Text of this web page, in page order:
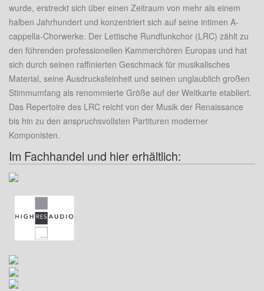
wurde, erstreckt sich über einen Zeitraum von mehr als einem
halben Jahrhundert und konzentriert sich auf seine intimen A-
cappella-Chorwerke. Der Lettische Rundfunkchor (LRC) zählt zu
den führenden professionellen Kammerchören Europas und hat
sich durch seinen raffinierten Geschmack für musikalisches
Material, seine Ausdrucksfeinheit und seinen unglaublich großen
Stimmumfang als renommierte Größe auf der Weltkarte etabliert.
Das Repertoire des LRC reicht von der Musik der Renaissance
bis hin zu den anspruchsvollsten Partituren moderner
Komponisten.
Im Fachhandel und hier erhältlich: